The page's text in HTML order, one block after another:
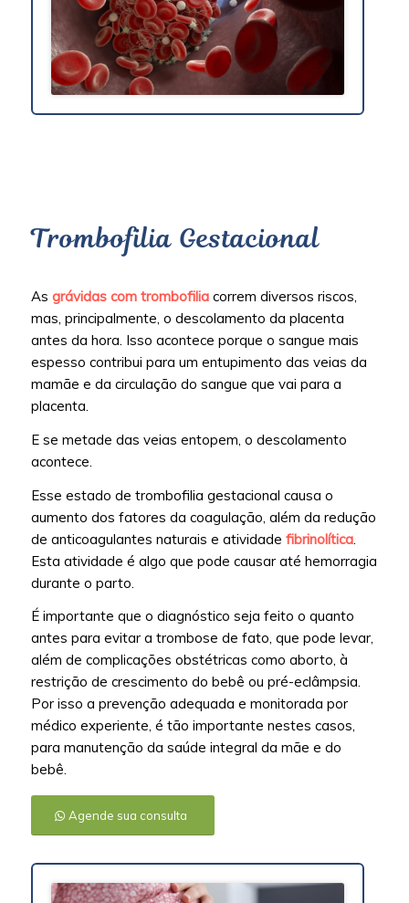
Trombofilia Gestacional
As grávidas com trombofiliacorrem diversos riscos,
mas, principalmente, o descolamento da placenta
antes da hora. Isso acontece porque o sangue mais
espesso contribui para um entupimento das veias da
mamãe e da circulação do sangue que vai para a
placenta.
E se metade das veias entopem, o descolamento
acontece.
Esse estado de trombofilia gestacional causa o
aumento dos fatores da coagulação, além da redução
de anticoagulantes naturais e atividade fibrinolítica.
Esta atividade é algo que pode causar até hemorragia
durante o parto.
É importante que o diagnóstico seja feito o quanto
antes para evitar a trombose de fato, que pode levar,
além de complicações obstétricas como aborto, à
restrição de crescimento do bebê ou pré-eclâmpsia.
Por isso a prevenção adequada e monitorada por
médico experiente, é tão importante nestes casos,
para manutenção da saúde integral da mãe e do
bebê.
Agende sua consulta